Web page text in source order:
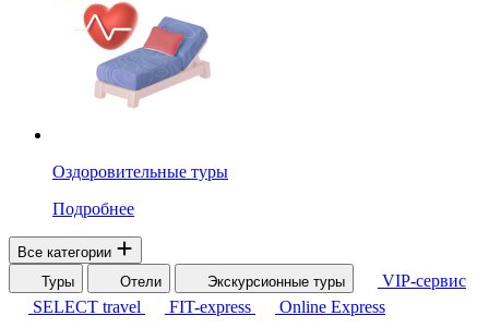
Оздоровительные туры
Подробнее
Все категории
Туры
Отели Экскурсионные туры
VIP-сервис
SELECT travel
FIT-express Online Express